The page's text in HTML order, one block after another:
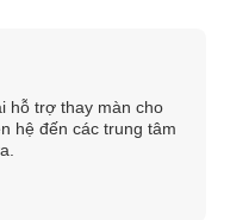
hỗ trợ thay màn cho
hệ đến các trung tâm